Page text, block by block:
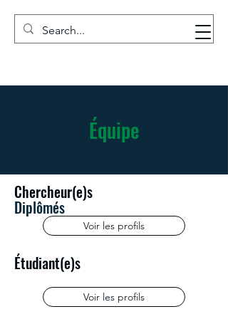
GRSC
Équipe
Diplômés
Chercheur(e)s
Voir les profils
Étudiant(e)s
Voir les profils